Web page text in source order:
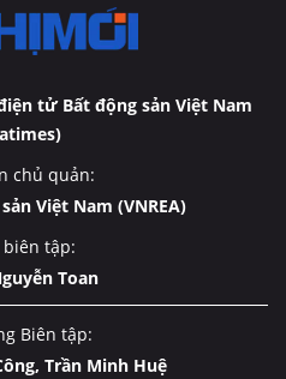
tử Bất động sản Việt Nam
chủ quản:
Việt Nam (VNREA)
biên tập:
Toan
Biên tập:
Trần Minh Huệ